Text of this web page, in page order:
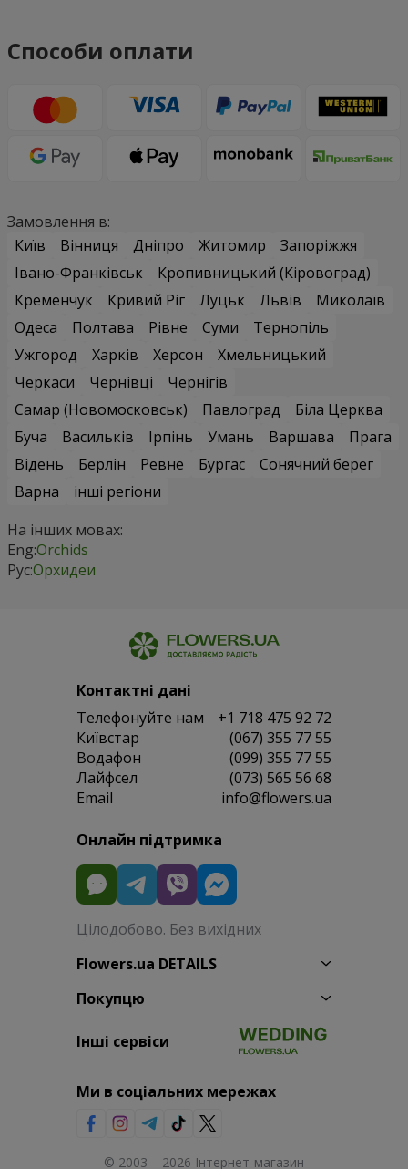
Способи оплати
Замовлення в:
Київ
Вінниця Дніпро Житомир
Запоріжжя
Івано-Франківськ
Кропивницький (Кіровоград)
Кременчук
Кривий Ріг Луцьк Львів
Миколаїв
Одеса
Полтава Рівне Суми
Тернопіль
Ужгород
Харків Херсон
Хмельницький
Черкаси
Чернівці
Чернігів
Самар (Новомосковськ)
Павлоград
Біла Церква
Буча
Васильків Ірпінь Умань Варшава
Прага
Відень
Берлін Ревне Бургас
Сонячний берег
Варна
інші регіони
На інших мовах:
Eng:Orchids
Рус:Орхидеи
Контактні дані
Телефонуйте нам
+1 718 475 92 72
Київстар
(067) 355 77 55
Водафон
(099) 355 77 55
Лайфсел
(073) 565 56 68
Email
info@flowers.ua
Онлайн підтримка
Цілодобово. Без вихідних
Flowers.ua DETAILS
Покупцю
Інші сервіси
Ми в соціальних мережах
© 2003 – 2026 Інтернет-магазин